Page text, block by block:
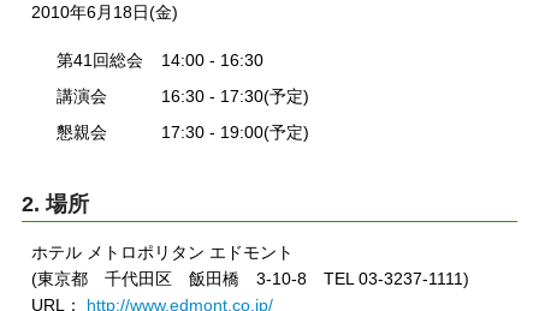
2010年6月18日(金)
第41回総会
14:00 - 16:30
講演会
16:30 - 17:30(予定)
懇親会
17:30 - 19:00(予定)
2. 場所
ホテル メトロポリタン エドモント
(東京都 千代田区 飯田橋 3-10-8 TEL 03-3237-1111)
URL： http://www.edmont.co.jp/